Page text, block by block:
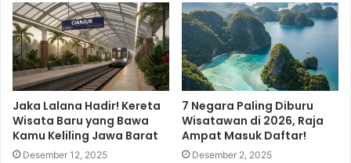
Jaka Lalana Hadir! Kereta
Wisata Baru yang Bawa
Kamu Keliling Jawa Barat
Desember 12, 2025
7 Negara Paling Diburu
Wisatawan di 2026, Raja
Ampat Masuk Daftar!
Desember 2, 2025